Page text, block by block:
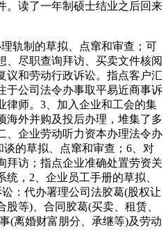
。读了一年制硕士结业之后回来
制的草拟、点窜和审查；可
、尽职查询拜访、买卖文件核阅
议和劳动行政诉讼。指点客户汇
于公司法令办事取平易近商事诉
律师。3、加入企业和工会的集
海外并购及投后办理，堆集了多
、企业劳动听力资本办理法令办
的草拟、点窜和审查；6、对
拜访；指点企业准确处置劳资关
，2、企业员工手册的草拟、
：代办署理公司法胶葛(股权让
等)、合同胶葛(买卖、租赁、
(离婚财富朋分、承继等)及劳动